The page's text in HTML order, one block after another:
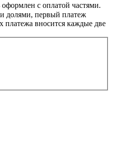
с оплатой частями.
долями, первый платеж
платежа вносится каждые две